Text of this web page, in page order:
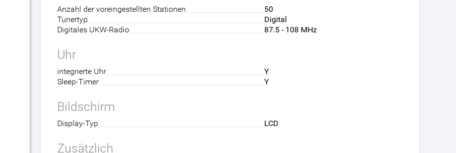
Anzahl der voreingestellten Stationen
50
Tunertyp
Digital
Digitales UKW-Radio
87.5 - 108 MHz
Uhr
integrierte Uhr
Y
Sleep-Timer
Y
Bildschirm
Display-Typ LCD
Zusätzlich